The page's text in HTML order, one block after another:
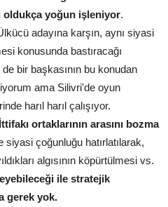
yoğun işleniyor.
adayına karşın, aynı siyasi
konusunda bastıracağı
bir başkasının bu konudan
ama Silivri'de oyun
harıl harıl çalışıyor.
ortaklarının arasını bozma
siyasi çoğunluğu hatırlatılarak,
algısının köpürtülmesi vs.
ile stratejik
gerek yok.